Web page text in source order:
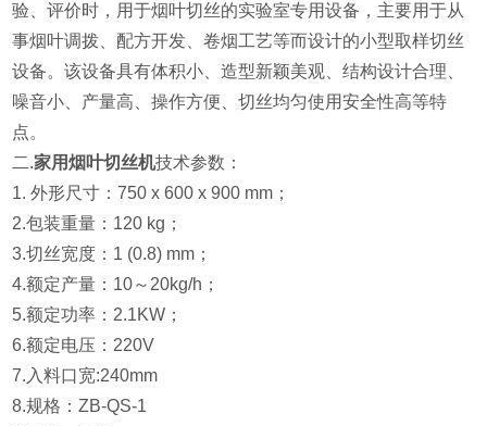
验、评价时，用于烟叶切丝的实验室专用设备，主要用于从
事烟叶调拨、配方开发、卷烟工艺等而设计的小型取样切丝
设备。该设备具有体积小、造型新颖美观、结构设计合理、
噪音小、产量高、操作方便、切丝均匀使用安全性高等特
点。
二.家用烟叶切丝机技术参数：
1. 外形尺寸：750 x 600 x 900 mm；
2.包装重量：120 kg；
3.切丝宽度：1 (0.8) mm；
4.额定产量：10～20kg/h；
5.额定功率：2.1KW；
6.额定电压：220V
7.入料口宽:240mm
8.规格：ZB-QS-1